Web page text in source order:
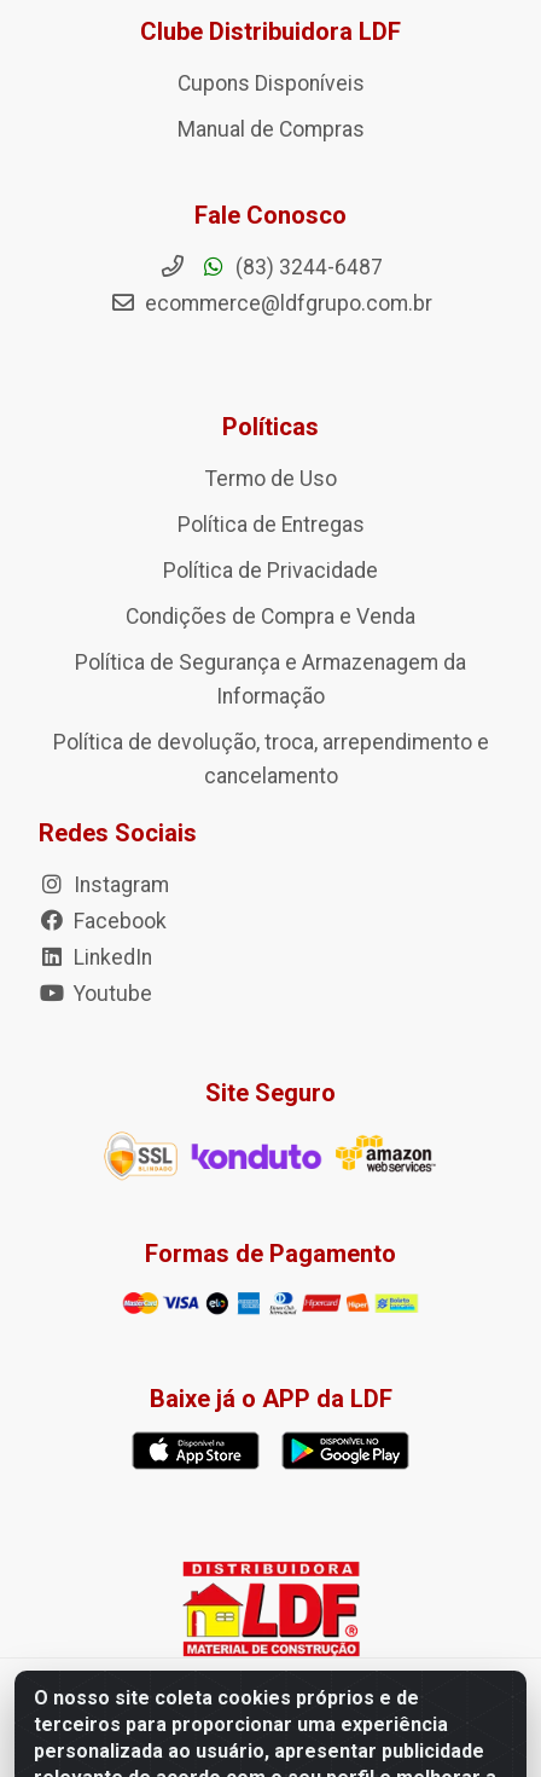
O nosso site coleta cookies próprios e de
terceiros para proporcionar uma experiência
personalizada ao usuário, apresentar publicidade
Clube Distribuidora LDF
Cupons Disponíveis
Manual de Compras
Fale Conosco
(83) 3244-6487
ecommerce@ldfgrupo.com.br
Políticas
Termo de Uso
Política de Entregas
Política de Privacidade
Condições de Compra e Venda
Política de Segurança e Armazenagem da
Informação
Política de devolução, troca, arrependimento e
cancelamento
Redes Sociais
Instagram
Facebook
LinkedIn
Youtube
Site Seguro
Formas de Pagamento
Baixe já o APP da LDF
Distribuidora LDF - Av. Presidente Tancredo Neves, 203 – Bairro
dos Ipês, João Pessoa / PB - CEP 58028-840 - CNPJ
02.019.761/0003-82